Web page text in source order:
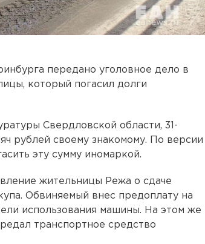
передано уголовное дело в
который погасил долги
Свердловской области, 31-
рублей своему знакомому. По версии
эту сумму иномаркой.
жительницы Режа о сдаче
Обвиняемый внес предоплату на
использования машины. На этом же
транспортное средство